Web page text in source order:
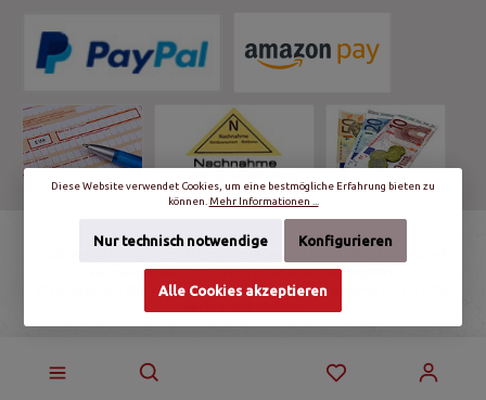
Nachnahmegebühren, wenn nicht anders angegeben.
© schalter-und-steckdosen.de | World Trading Net GmbH & Co. KG - Alle
Diese Website verwendet Cookies, um eine bestmögliche Erfahrung bieten zu
können. Mehr Informationen ...
Nur technisch notwendige Konfigurieren
Alle Cookies akzeptieren